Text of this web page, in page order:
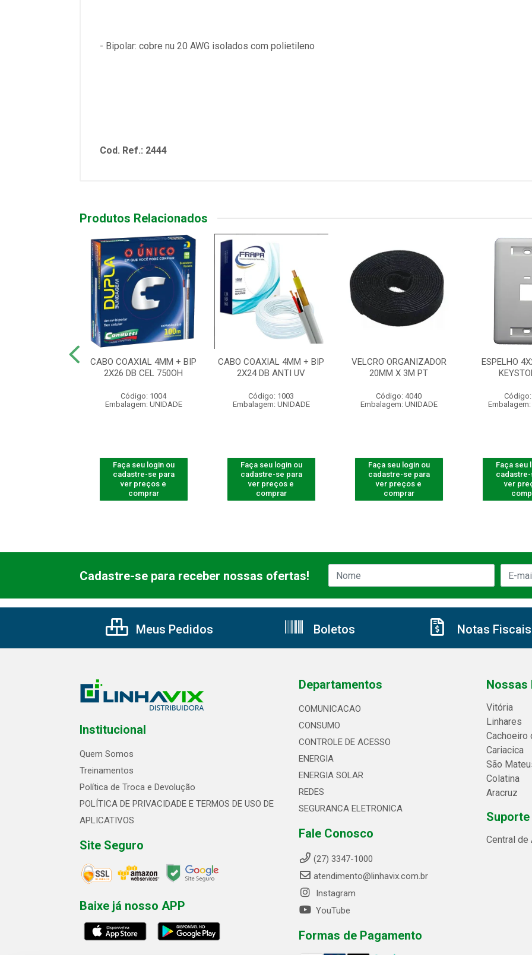
- Bipolar: cobre nu 20 AWG isolados com polietileno
Cod. Ref.: 2444
Produtos Relacionados
CABO COAXIAL 4MM + BIP
2X26 DB CEL 750OH
Código: 1004
Embalagem: UNIDADE
Faça seu login ou
cadastre-se para
ver preços e
comprar
CABO COAXIAL 4MM + BIP
2X24 DB ANTI UV
Código: 1003
Embalagem: UNIDADE
Faça seu login ou
cadastre-se para
ver preços e
comprar
VELCRO ORGANIZADOR
20MM X 3M PT
Código: 4040
Embalagem: UNIDADE
Faça seu login ou
cadastre-se para
ver preços e
comprar
ESPELHO
Embalagem:
Faça seu
ver
Cadastre-se para receber nossas ofertas!
Meus Pedidos Boletos Notas Fiscais
Institucional
Quem Somos
Treinamentos
Política de Troca e Devolução
POLÍTICA DE PRIVACIDADE E TERMOS DE USO DE
APLICATIVOS
Site Seguro
Baixe já nosso APP
Departamentos
COMUNICACAO
CONSUMO
CONTROLE DE ACESSO
ENERGIA
ENERGIA SOLAR
REDES
SEGURANCA ELETRONICA
Fale Conosco
(27) 3347-1000
atendimento@linhavix.com.br
Instagram
YouTube
Formas de Pagamento
Nossas
Vitória
Linhares
Cachoeiro
Cariacica
São
Colatina
Aracruz
Central de